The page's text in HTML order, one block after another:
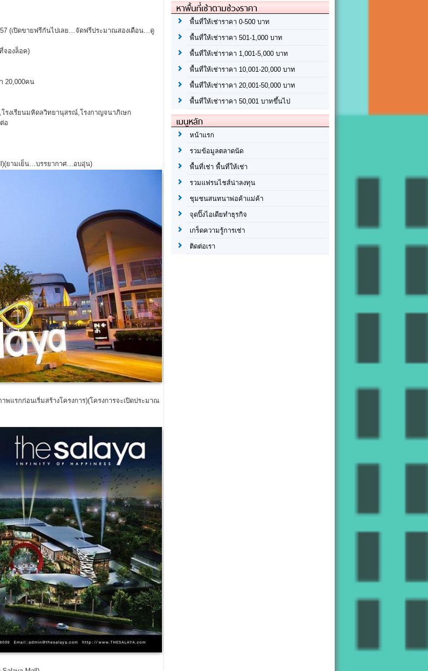
(เปิดขายฟรีกันไปเลย…จัดฟรีประมาณสองเดือน…ดู
องล็อค)
20,000คน
งเรียนมหิดลวิทยานุสรณ์,โรงกาญจนาภิเษก
อ
ยามเย็น…บรรยากาศ…อบอุ่น)
พแรกก่อนเริ่มสร้างโครงการ)(โครงการจะเปิดประมาณ
หาพื้นที่เช่าตามช่วงราคา
พื้นที่ให้เช่าราคา 0-500 บาท
พื้นที่ให้เช่าราคา 501-1,000 บาท
พื้นที่ให้เช่าราคา 1,001-5,000 บาท
พื้นที่ให้เช่าราคา 10,001-20,000 บาท
พื้นที่ให้เช่าราคา 20,001-50,000 บาท
พื้นที่ให้เช่าราคา 50,001 บาทขึ้นไป
เมนูหลัก
หน้าแรก
รวมข้อมูลตลาดนัด
พื้นที่เช่า พื้นที่ให้เช่า
รวมแฟรนไชส์น่าลงทุน
ชุมชนสนทนาพ่อค้าแม่ค้า
จุดปิ๊งไอเดียทำธุรกิจ
เกร็ดความรู้การเช่า
ติดต่อเรา